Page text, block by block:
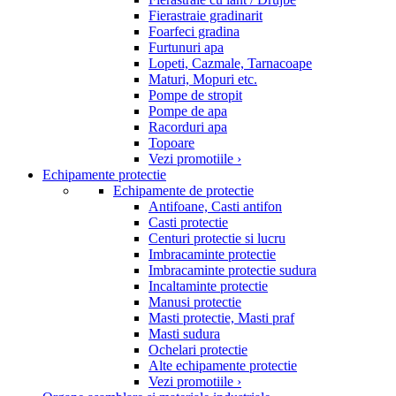
Fierastraie gradinarit
Foarfeci gradina
Furtunuri apa
Lopeti, Cazmale, Tarnacoape
Maturi, Mopuri etc.
Pompe de stropit
Pompe de apa
Racorduri apa
Topoare
Vezi promotiile ›
Echipamente protectie
Echipamente de protectie
Antifoane, Casti antifon
Casti protectie
Centuri protectie si lucru
Imbracaminte protectie
Imbracaminte protectie sudura
Incaltaminte protectie
Manusi protectie
Masti protectie, Masti praf
Masti sudura
Ochelari protectie
Alte echipamente protectie
Vezi promotiile ›